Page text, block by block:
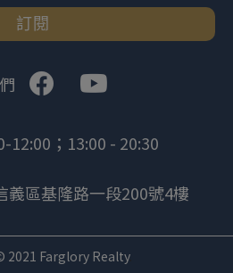
訂閱
12:00；13:00 - 20:30
義區基隆路一段200號4樓
Farglory Realty.